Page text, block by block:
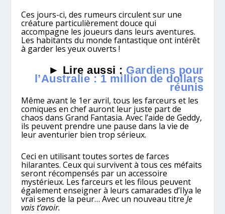
Ces jours-ci, des rumeurs circulent sur une
créature particulièrement douce qui
accompagne les joueurs dans leurs aventures.
Les habitants du monde fantastique ont intérêt
à garder les yeux ouverts !
► Lire aussi : Gardiens pour
l’Australie : 1 million de dollars
réunis
Même avant le 1er avril, tous les farceurs et les
comiques en chef auront leur juste part de
chaos dans Grand Fantasia. Avec l’aide de Geddy,
ils peuvent prendre une pause dans la vie de
leur aventurier bien trop sérieux.
Ceci en utilisant toutes sortes de farces
hilarantes. Ceux qui survivent à tous ces méfaits
seront récompensés par un accessoire
mystérieux. Les farceurs et les filous peuvent
également enseigner à leurs camarades d’Ilya le
vrai sens de la peur… Avec un nouveau titreJe
vais t’avoir.